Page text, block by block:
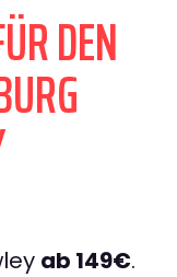
DEN
ab 149€.